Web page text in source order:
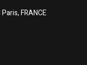
FRANCE